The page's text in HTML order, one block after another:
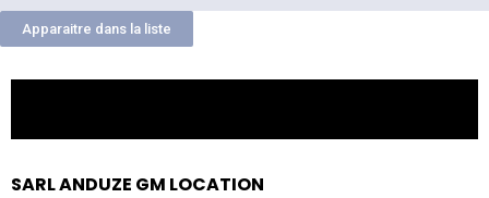
Apparaitre dans la liste
SARL ANDUZE GM LOCATION